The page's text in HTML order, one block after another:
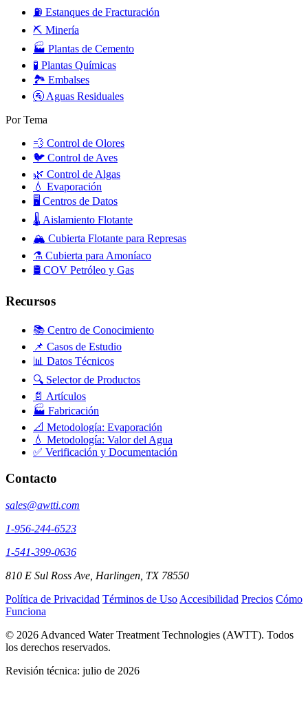
⛽ Estanques de Fracturación
⛏️ Minería
🏭 Plantas de Cemento
🧪 Plantas Químicas
🏞️ Embalses
🚰 Aguas Residuales
Por Tema
💨 Control de Olores
🐦 Control de Aves
🌿 Control de Algas
💧 Evaporación
🖥️ Centros de Datos
🌡️ Aislamiento Flotante
🏔️ Cubierta Flotante para Represas
⚗️ Cubierta para Amoníaco
🛢️ COV Petróleo y Gas
Recursos
📚 Centro de Conocimiento
📌 Casos de Estudio
📊 Datos Técnicos
🔍 Selector de Productos
📄 Artículos
🏭 Fabricación
📐 Metodología: Evaporación
💧 Metodología: Valor del Agua
✅ Verificación y Documentación
Contacto
sales@awtti.com
1-956-244-6523
1-541-399-0636
810 E Sul Ross Ave, Harlingen, TX 78550
Política de Privacidad Términos de Uso Accesibilidad Precios Cómo
Funciona
© 2026 Advanced Water Treatment Technologies (AWTT). Todos
los derechos reservados.
Revisión técnica: julio de 2026